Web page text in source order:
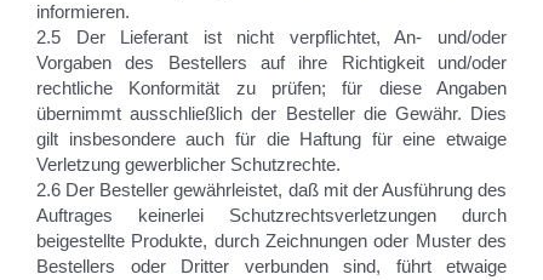
informieren.
2.5 Der Lieferant ist nicht verpflichtet, An- und/oder
Vorgaben des Bestellers auf ihre Richtigkeit und/oder
rechtliche Konformität zu prüfen; für diese Angaben
übernimmt ausschließlich der Besteller die Gewähr. Dies
gilt insbesondere auch für die Haftung für eine etwaige
Verletzung gewerblicher Schutzrechte.
2.6 Der Besteller gewährleistet, daß mit der Ausführung des
Auftrages keinerlei Schutzrechtsverletzungen durch
beigestellte Produkte, durch Zeichnungen oder Muster des
Bestellers oder Dritter verbunden sind, führt etwaige